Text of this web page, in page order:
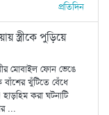
প্রতিদিন
স্ত্রীকে পুড়িয়ে
মোবাইল ফোন ভেঙে
বাঁশের খুঁটিতে বেঁধে
করা ঘটনাটি
...